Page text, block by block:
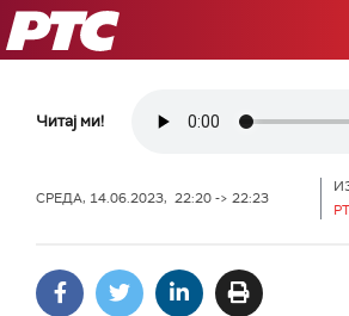
РТС
Читај ми!
СРЕДА, 14.06.2023, 22:20 -> 22:23